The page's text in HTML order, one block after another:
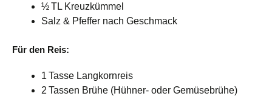
½ TL Kreuzkümmel
Salz & Pfeffer nach Geschmack
Für den Reis:
1 Tasse Langkornreis
2 Tassen Brühe (Hühner- oder Gemüsebrühe)